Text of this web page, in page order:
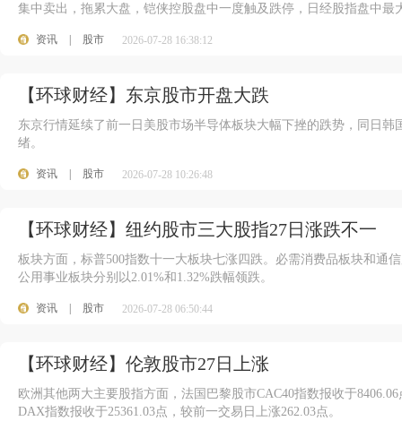
集中卖出，拖累大盘，铠侠控股盘中一度触及跌停，日经股指盘中最
资讯 股市 2026-07-28 16:38:12
【环球财经】东京股市开盘大跌
东京行情延续了前一日美股市场半导体板块大幅下挫的跌势，同日
绪。
资讯 股市 2026-07-28 10:26:48
【环球财经】纽约股市三大股指27日涨跌不一
板块方面，标普500指数十一大板块七涨四跌。必需消费品板块和通
公用事业板块分别以2.01%和1.32%跌幅领跌。
资讯 股市 2026-07-28 06:50:44
【环球财经】伦敦股市27日上涨
欧洲其他两大主要股指方面，法国巴黎股市CAC40指数报收于
DAX指数报收于25361.03点，较前一交易日上涨262.03点。